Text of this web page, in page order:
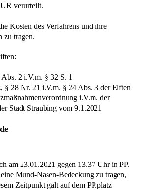
verurteilt.
Kosten des Verfahrens und ihre
zu tragen.
2 i.V.m. § 32 S. 1
§ 28 Nr. 21 i.V.m. § 24 Abs. 3 der Elften
i.V.m. der
Stadt Straubing vom 9.1.2021
am 23.01.2021 gegen 13.37 Uhr in PP.
Mund-Nasen-Bedeckung zu tragen,
Zeitpunkt galt auf dem PP.platz